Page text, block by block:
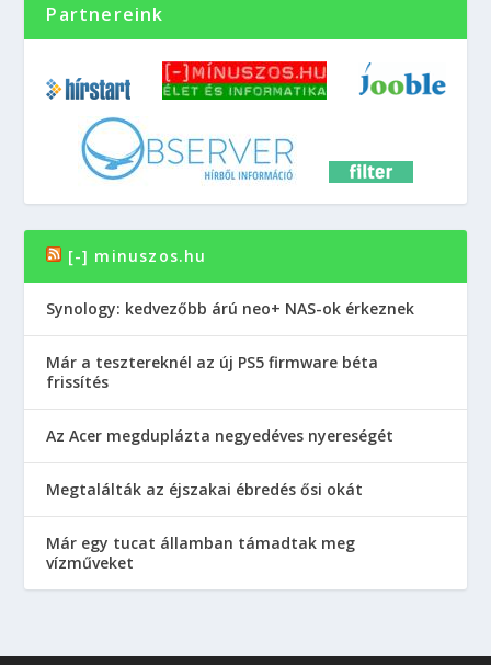
Partnereink
[-] minuszos.hu
Synology: kedvezőbb árú neo+ NAS-ok érkeznek
Már a tesztereknél az új PS5 firmware béta
frissítés
Az Acer megduplázta negyedéves nyereségét
Megtalálták az éjszakai ébredés ősi okát
Már egy tucat államban támadtak meg
vízműveket